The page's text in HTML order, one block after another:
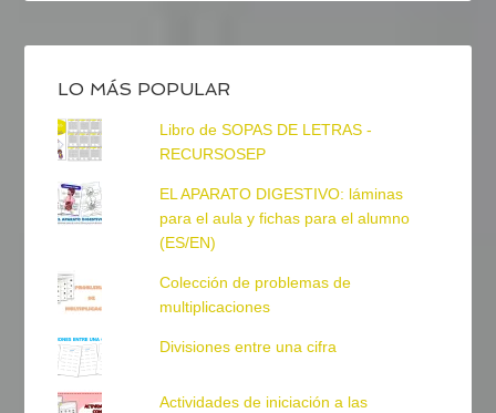
LO MÁS POPULAR
Libro de SOPAS DE LETRAS -
RECURSOSEP
EL APARATO DIGESTIVO: láminas
para el aula y fichas para el alumno
(ES/EN)
Colección de problemas de
multiplicaciones
Divisiones entre una cifra
Actividades de iniciación a las